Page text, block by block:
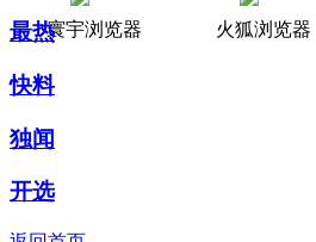
寰宇浏览器 火狐浏览器
最热
快料
独闻
开选